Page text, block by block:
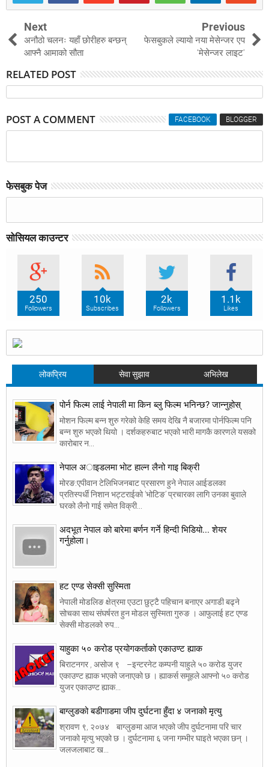
Next
अनौठो चलनः यहाँ छोरीहरु बन्छन्
आफ्नै आमाको सौता
Previous
फेसबुकले ल्यायो नया मेसेन्जर एप
‘मेसेन्जर लाइट'
RELATED POST
POST A COMMENT FACEBOOK BLOGGER
फेसबुक पेज
सोसियल काउन्टर
250
Followers
10k
Subscribes
2k
Followers
1.1k
Likes
लोकप्रिय सेवा सुझाव अभिलेख
पोर्न फिल्म लाई नेपाली मा किन ब्लु फिल्म भनिन्छ? जान्नुहोस्
मोशन फिल्म बन्न शुरु गरेको केहि समय देखि नै बजारमा पोर्नफिल्म पनि
बन्न शुरु भएको थियो । दर्शकहरुबाट भएको भारी मागकै कारणले यसको
कारोबार न...
नेपाल अाइडलमा भाेट हाल्न लैनो गाइ बिक्री
मोरङ:एपीवान टेलिभिजनबाट प्रसारण हुने नेपाल आईडलका
प्रतिस्पर्धी निशान भट्टराईको ‘भोटिङ’ प्रचारका लागि उनका बुवाले
घरको लैनो गाई समेत विक्री...
अदभूत नेपाल को बारेमा बर्णन गर्ने हिन्दी भिडियो... शेयर
गर्नुहोला।
हट एण्ड सेक्सी सुस्मिता
नेपाली मोडलिङ क्षेत्रमा एउटा छुट्टै पहिचान बनाएर अगाडी बढ्ने
सोचका साथ संघर्षरत हुन मोडल सुस्मिता गुरुङ । आफुलाई हट एण्ड
सेक्सी मोडलको रुप...
याहुका ५० करोड प्रयोगकर्ताको एकाउण्ट ह्याक
बिराटनगर , असोज ९ –इन्टरनेट कम्पनी याहुले ५० करोड युजर
एकाउण्ट ह्याक भएको जनाएको छ । ह्याकर्स समूहले आफ्नो ५० करोड
युजर एकाउण्ट ह्याक...
बाग्लुङको बडीगाडमा जीप दुर्घटना हुँदा ४ जनाको मृत्यु
श्रावण ९, २०७४ बाग्लुङमा आज भएको जीप दुर्घटनामा परि चार
जनाको मृत्यु भएको छ । दुर्घटनामा ६ जना गम्भीर घाइते भएका छन् ।
जलजलाबाट ख...